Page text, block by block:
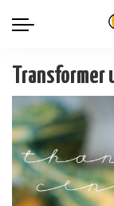
Transformer